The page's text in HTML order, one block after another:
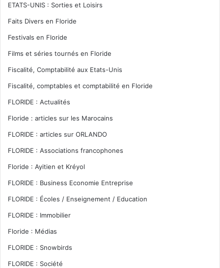
ETATS-UNIS : Sorties et Loisirs
Faits Divers en Floride
Festivals en Floride
Films et séries tournés en Floride
Fiscalité, Comptabilité aux Etats-Unis
Fiscalité, comptables et comptabilité en Floride
FLORIDE : Actualités
Floride : articles sur les Marocains
FLORIDE : articles sur ORLANDO
FLORIDE : Associations francophones
Floride : Ayitien et Kréyol
FLORIDE : Business Economie Entreprise
FLORIDE : Écoles / Enseignement / Education
FLORIDE : Immobilier
Floride : Médias
FLORIDE : Snowbirds
FLORIDE : Société